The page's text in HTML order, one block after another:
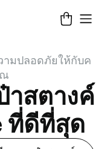
ามปลอดภัยให้กับค
าสตางค์
ที่ดีที่สุด